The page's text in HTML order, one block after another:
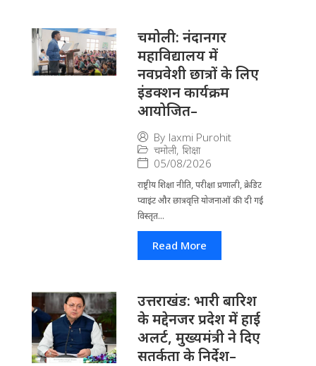
चमोली: नंदानगर
महाविद्यालय में
नवप्रवेशी छात्रों के लिए
इंडक्शन कार्यक्रम
आयोजित–
By laxmi Purohit
चमोली, शिक्षा
05/08/2026
राष्ट्रीय शिक्षा नीति, परीक्षा प्रणाली, क्रेडिट
प्वाइंट और छात्रवृत्ति योजनाओं की दी गई
विस्तृत...
Read More
उत्तराखंड: भारी बारिश
के मद्देनजर प्रदेश में हाई
अलर्ट, मुख्यमंत्री ने दिए
सतर्कता के निर्देश–